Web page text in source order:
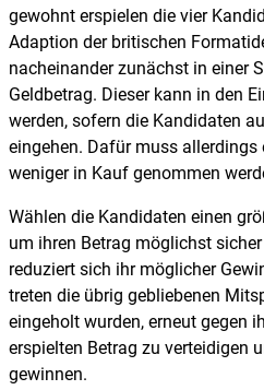
gewohnt erspielen die vier
Adaption der britischen
nacheinander zunächst in einer
Geldbetrag. Dieser kann in den
werden, sofern die Kandidaten
eingehen. Dafür muss allerdings
weniger in Kauf genommen
Wählen die Kandidaten einen
um ihren Betrag möglichst
reduziert sich ihr möglicher
treten die übrig gebliebenen
eingeholt wurden, erneut gegen
erspielten Betrag zu verteidigen
gewinnen.